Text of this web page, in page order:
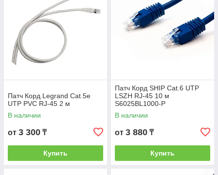
Патч Корд Legrand Cat.5e
UTP PVC RJ-45 2 м
В наличии
от 3 300 ₸
Купить
Патч Корд SHIP Cat.6 UTP
LSZH RJ-45 10 м
S6025BL1000-P
В наличии
от 3 880 ₸
Купить